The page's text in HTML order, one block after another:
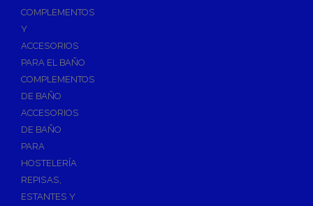
Válvulas para Calefacción
Válv. Mezcladora Termostática
Válvulas Motorizadas
Válvulas de Seguridad
Colectores de Calefacción
Bombas de Calor
Bombas de calor para ACS
Cocinas
Extractores de Cocina
COMPLEMENTOS
Y
ACCESORIOS
PARA EL BAÑO
COMPLEMENTOS
DE BAÑO
ACCESORIOS
DE BAÑO
PARA
HOSTELERÍA
REPISAS,
ESTANTES Y